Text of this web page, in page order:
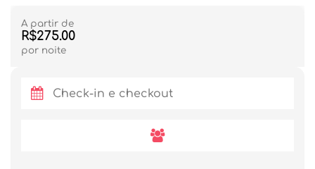
A partir de
R$275.00
por noite